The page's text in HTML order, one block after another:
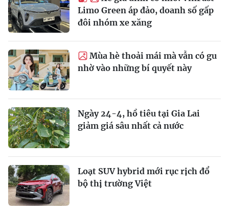
Limo Green áp đảo, doanh số gấp
đôi nhóm xe xăng
Mùa hè thoải mái mà vẫn có gu
nhờ vào những bí quyết này
Ngày 24-4, hồ tiêu tại Gia Lai
giảm giá sâu nhất cả nước
Loạt SUV hybrid mới rục rịch đổ
bộ thị trường Việt